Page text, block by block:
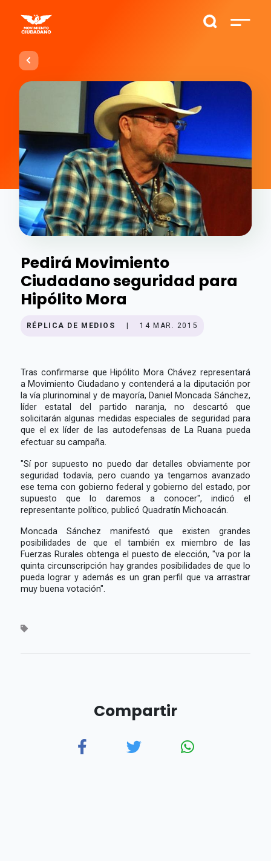
Pedirá Movimiento
Ciudadano seguridad para
Hipólito Mora
RÉPLICA DE MEDIOS 14 MAR. 2015
Tras confirmarse que Hipólito Mora Chávez representará
a Movimiento Ciudadano y contenderá a la diputación por
la vía plurinominal y de mayoría, Daniel Moncada Sánchez,
líder estatal del partido naranja, no descartó que
solicitarán algunas medidas especiales de seguridad para
que el ex líder de las autodefensas de La Ruana pueda
efectuar su campaña.
"Sí por supuesto no puedo dar detalles obviamente por
seguridad todavía, pero cuando ya tengamos avanzado
ese tema con gobierno federal y gobierno del estado, por
supuesto que lo daremos a conocer", indicó el
representante político, publicó Quadratín Michoacán.
Moncada Sánchez manifestó que existen grandes
posibilidades de que el también ex miembro de las
Fuerzas Rurales obtenga el puesto de elección, "va por la
quinta circunscripción hay grandes posibilidades de que lo
pueda lograr y además es un gran perfil que va arrastrar
muy buena votación".
Compartir